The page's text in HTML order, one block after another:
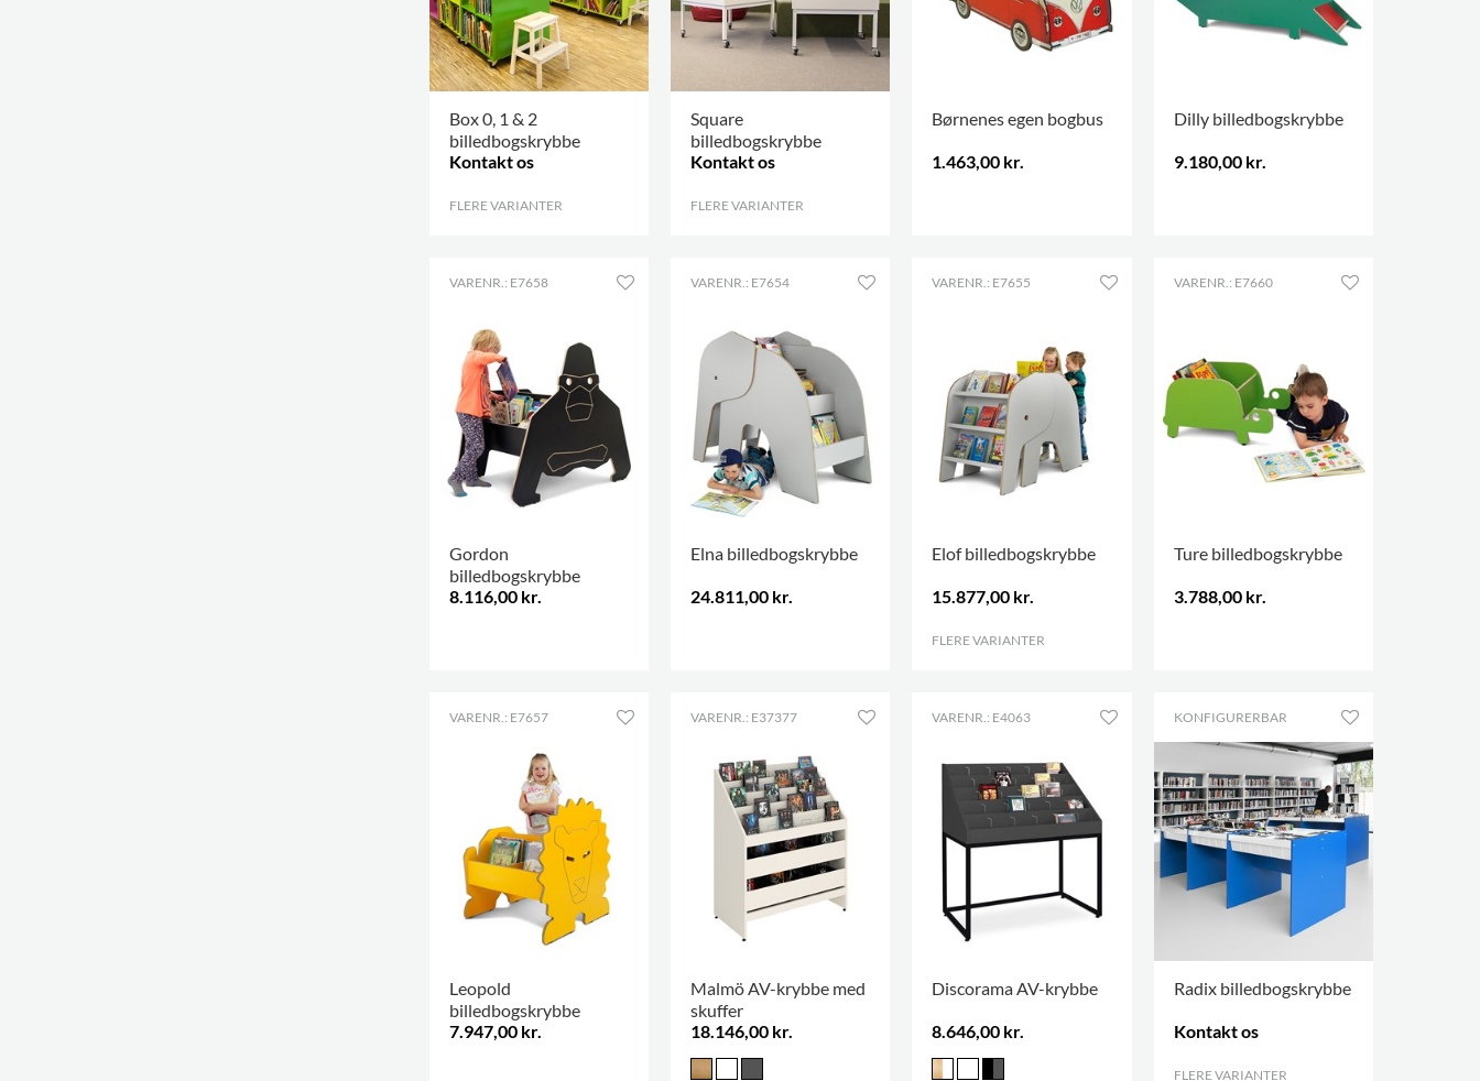
Box 0, 1 & 2
billedbogskrybbe
Kontakt os
FLERE VARIANTER
Square
billedbogskrybbe
Kontakt os
FLERE VARIANTER
Børnenes egen bogbus
1.463,00 kr.
Dilly billedbogskrybbe
9.180,00 kr.
VARENR.: E7658
Gordon
billedbogskrybbe
8.116,00 kr.
VARENR.: E7654
Elna billedbogskrybbe
24.811,00 kr.
VARENR.: E7655
Elof billedbogskrybbe
15.877,00 kr.
FLERE VARIANTER
VARENR.: E7660
Ture billedbogskrybbe
3.788,00 kr.
VARENR.: E7657
Leopold
billedbogskrybbe
7.947,00 kr.
VARENR.: E37377
Malmö AV-krybbe med
skuffer
18.146,00 kr.
VARENR.: E4063
Discorama AV-krybbe
8.646,00 kr.
KONFIGURERBAR
Radix billedbogskrybbe
Kontakt os
FLERE VARIANTER